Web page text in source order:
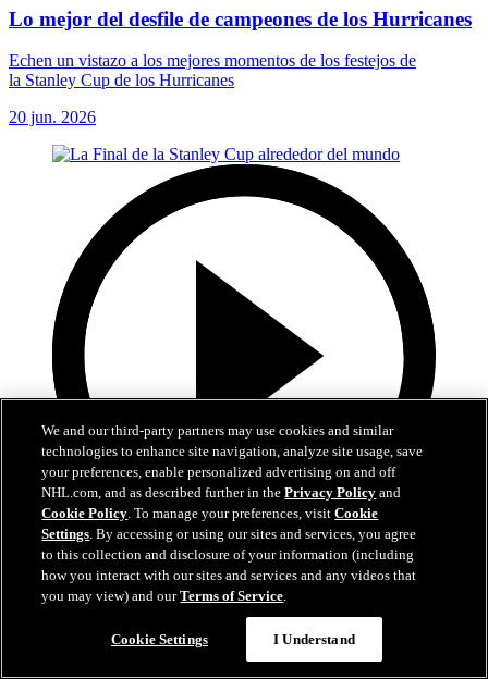
Lo mejor del desfile de campeones de los Hurricanes
Echen un vistazo a los mejores momentos de los festejos de
la Stanley Cup de los Hurricanes
20 jun. 2026
10:17
La Final de la Stanley Cup alrededor del mundo
Reviva los mejores momentos de la Final en 21 transmisiones y 14
We and our third-party partners may use cookies and similar
technologies to enhance site navigation, analyze site usage, save
your preferences, enable personalized advertising on and off
NHL.com, and as described further in thePrivacy Policy and
Cookie Policy. To manage your preferences, visitCookie
Settings. By accessing or using our sites and services, you agree
to this collection and disclosure of your information (including
how you interact with our sites and services and any videos that
you may view) and ourTerms of Service.
Cookie Settings I Understand